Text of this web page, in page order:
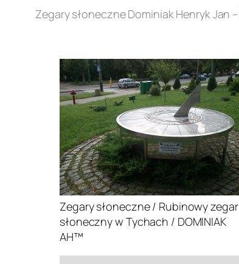
Zegary słoneczne Dominiak Henryk Jan –
Zegary słoneczne / Rubinowy zegar
słoneczny w Tychach / DOMINIAK
AH™